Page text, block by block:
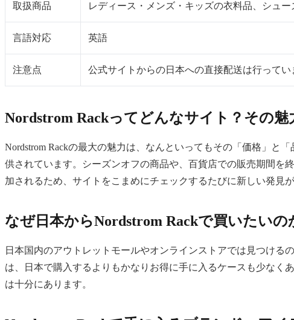
取扱商品 レディース・メンズ・キッズの衣料品、シュ
言語対応 英語
注意点 公式サイトからの日本への直接配送は行ってい
Nordstrom Rackってどんなサイト？その魅
Nordstrom Rackの最大の魅力は、なんといってもその「価格」と
供されています。シーズンオフの商品や、百貨店での販売期間を
加されるため、サイトをこまめにチェックするたびに新しい発見
なぜ日本からNordstrom Rackで買いたいの
日本国内のアウトレットモールやオンラインストアでは見つける
は、日本で購入するよりもかなりお得に手に入るケースも少なく
は十分にあります。